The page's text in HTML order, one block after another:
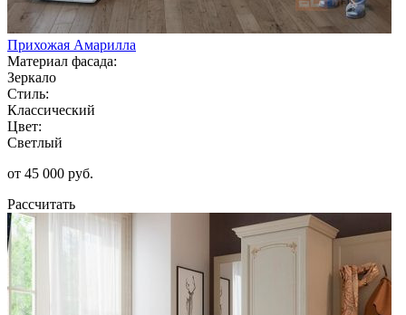
Прихожая Амарилла
Материал фасада:
Зеркало
Стиль:
Классический
Цвет:
Светлый
от 45 000 руб.
Рассчитать